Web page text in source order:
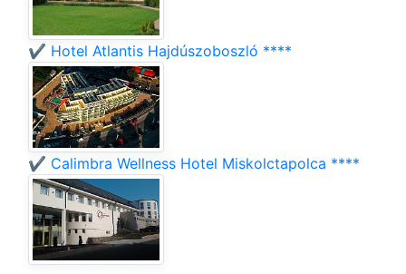
✔️ Hotel Atlantis Hajdúszoboszló ****
✔️ Calimbra Wellness Hotel Miskolctapolca ****